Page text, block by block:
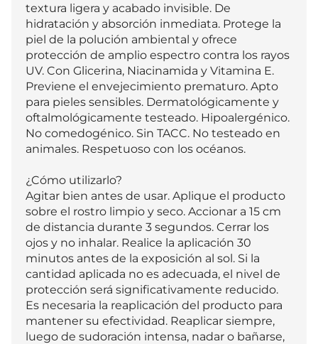
textura ligera y acabado invisible. De
hidratación y absorción inmediata. Protege la
piel de la polución ambiental y ofrece
protección de amplio espectro contra los rayos
UV. Con Glicerina, Niacinamida y Vitamina E.
Previene el envejecimiento prematuro. Apto
para pieles sensibles. Dermatológicamente y
oftalmológicamente testeado. Hipoalergénico.
No comedogénico. Sin TACC. No testeado en
animales. Respetuoso con los océanos.
¿Cómo utilizarlo?
Agitar bien antes de usar. Aplique el producto
sobre el rostro limpio y seco. Accionar a 15 cm
de distancia durante 3 segundos. Cerrar los
ojos y no inhalar. Realice la aplicación 30
minutos antes de la exposición al sol. Si la
cantidad aplicada no es adecuada, el nivel de
protección será significativamente reducido.
Es necesaria la reaplicación del producto para
mantener su efectividad. Reaplicar siempre,
luego de sudoración intensa, nadar o bañarse,